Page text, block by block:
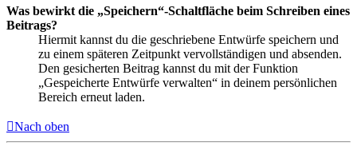
Was bewirkt die „Speichern“-Schaltfläche beim Schreiben eines
Beitrags?
Hiermit kannst du die geschriebene Entwürfe speichern und
zu einem späteren Zeitpunkt vervollständigen und absenden.
Den gesicherten Beitrag kannst du mit der Funktion
„Gespeicherte Entwürfe verwalten“ in deinem persönlichen
Bereich erneut laden.
Nach oben